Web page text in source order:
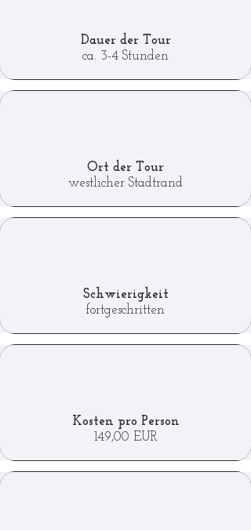
Dauer der Tour
ca. 3-4 Stunden
Ort der Tour
westlicher Stadtrand
Schwierigkeit
fortgeschritten
Kosten pro Person
149,00 EUR